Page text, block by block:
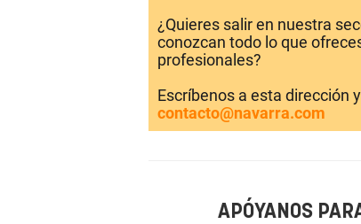
¿Quieres salir en nuestra
conozcan todo lo que
profesionales?
Escríbenos a esta dirección
contacto@navarra.com
APÓYANOS